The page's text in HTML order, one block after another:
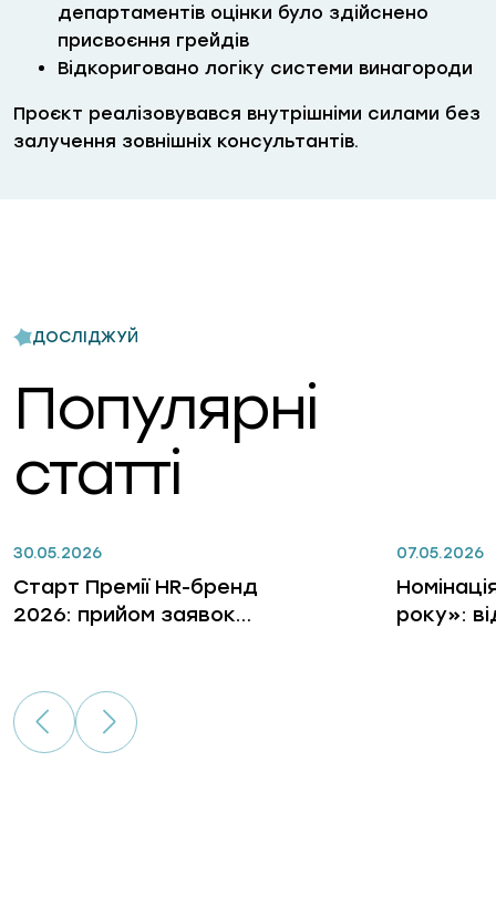
департаментів оцінки було здійснено
присвоєння грейдів
Відкориговано логіку системи винагороди
Проєкт реалізовувався внутрішніми силами без
залучення зовнішніх консультантів.
ДОСЛІДЖУЙ
Популярні
статті
30.05.2026
Старт Премії HR-бренд
2026: прийом заявок
07.05.2026
року»: